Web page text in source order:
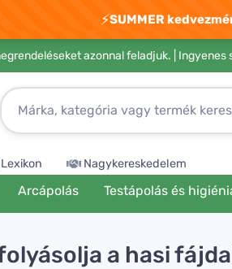
⚡SUMMER
azonnal feladjuk. | Ingyenes
Lexikon Nagykereskedelem
Arcápolás Testápolás és
a hasi